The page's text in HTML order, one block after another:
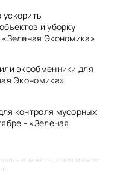
и уборку
Экономика»
экообменники для
Экономика»
контроля мусорных
- «Зеленая
– и даже то, о чем можете